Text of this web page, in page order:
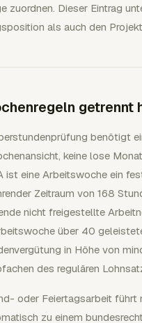
zuordnen. Dieser Eintrag
als auch den
getrennt
benötigt
keine lose
ist eine Arbeitswoche ein
Zeitraum von 168
nicht freigestellte
über 40
in Höhe von
des regulären
oder Feiertagsarbeit führt
zu einem